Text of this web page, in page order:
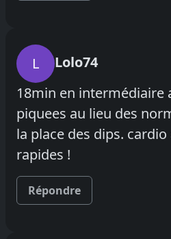
L
Lolo74
18min en intermédiaire
piquees au lieu des
la place des dips.
rapides !
Répondre